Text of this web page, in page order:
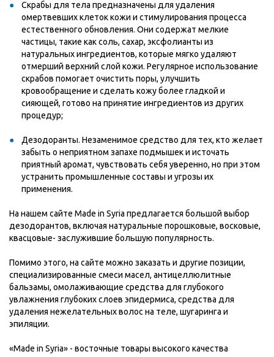
Скрабы для тела предназначены для удаления
омертвевших клеток кожи и стимулирования процесса
естественного обновления. Они содержат мелкие
частицы, такие как соль, сахар, эксфолианты из
натуральных ингредиентов, которые мягко удаляют
отмерший верхний слой кожи. Регулярное использование
скрабов помогает очистить поры, улучшить
кровообращение и сделать кожу более гладкой и
сияющей, готово на принятие ингредиентов из других
процедур;
Дезодоранты. Незаменимое средство для тех, кто желает
забыть о неприятном запахе подмышек и источать
приятный аромат, чувствовать себя уверенно, но при этом
устранить промышленные составы и угрозы их
применения.
На нашем сайте Made in Syria предлагается большой выбор
дезодорантов, включая натуральные порошковые, восковые,
квасцовые- заслужившие большую популярность.
Помимо этого, на сайте можно заказать и другие позиции,
специализированные смеси масел, антицеллюлитные
бальзамы, омолаживающие средства для глубокого
увлажнения глубоких слоев эпидермиса, средства для
удаления нежелательных волос на теле, шугаринга и
эпиляции.
«Made in Syria» - восточные товары высокого качества